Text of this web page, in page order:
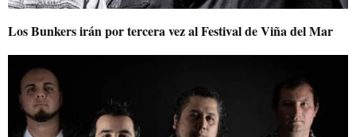
Los Bunkers irán por tercera vez al Festival de Viña del Mar